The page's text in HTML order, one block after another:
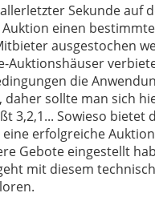
Sekunde auf
einen
ausgestochen
Auktionshäuser
die
daher sollte man sich
3,2,1... Sowieso bietet
erfolgreiche
Gebote eingestellt
mit diesem